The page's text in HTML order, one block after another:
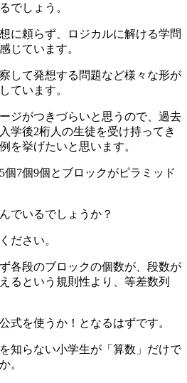
でしょう。
に頼らず、ロジカルに解ける学問
じています。
して発想する問題など様々な形が
ています。
ジがつきづらいと思うので、過去
学後2桁人の生徒を受け持ってき
を挙げたいと思います。
7個9個とブロックがピラミッド
でいるでしょうか？
ださい。
各段のブロックの個数が、段数が
るという規則性より、等差数列
式を使うか！となるはずです。
知らない小学生が「算数」だけで
。